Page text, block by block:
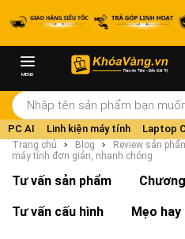
MENU
PC AI Linh kiện máy tính Laptop
Trang chủ Blog Review sản
máy tính đơn giản, nhanh chóng
Tư vấn sản phẩm
Tư vấn cấu hình Mẹo hay